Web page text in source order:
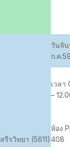
สรีรวิทยา (5611)
วันจั
ก.ค.59
เวลา
–
ห้อง
408